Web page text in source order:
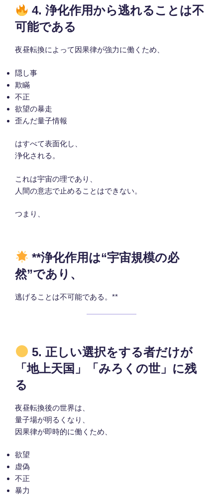
4. 浄化作用から逃れることは不
可能である
夜昼転換によって因果律が強力に働くため、
隠し事
欺瞞
不正
欲望の暴走
歪んだ量子情報
はすべて表面化し、
浄化される。
これは宇宙の理であり、
人間の意志で止めることはできない。
つまり、
**浄化作用は“宇宙規模の必
然”であり、
逃げることは不可能である。**
5. 正しい選択をする者だけが
「地上天国」「みろくの世」に残
る
夜昼転換後の世界は、
量子場が明るくなり、
因果律が即時的に働くため、
欲望
虚偽
不正
暴力